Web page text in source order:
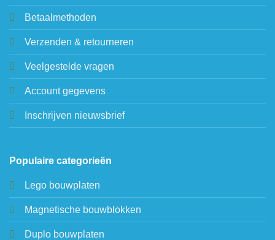
Betaalmethoden
Verzenden & retourneren
Veelgestelde vragen
Account gegevens
Inschrijven nieuwsbrief
Populaire categorieën
Lego bouwplaten
Magnetische bouwblokken
Duplo bouwplaten